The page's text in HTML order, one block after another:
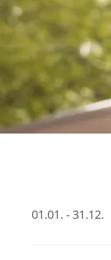
01.01. - 31.12.